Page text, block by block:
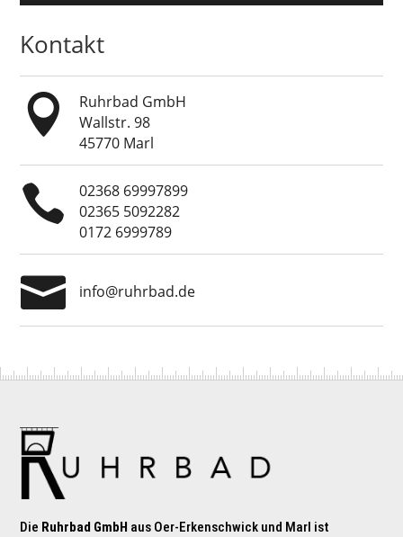
Kontakt

Ruhrbad GmbH
Wallstr. 98
45770 Marl

02368 69997899
02365 5092282
0172 6999789
 info@ruhrbad.de
Die Ruhrbad GmbH aus Oer-Erkenschwick und Marl ist